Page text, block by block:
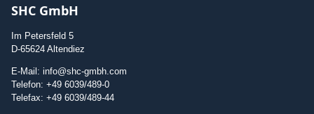
SHC GmbH
Im Petersfeld 5
D-65624 Altendiez
E-Mail: info@shc-gmbh.com
Telefon: +49 6039/489-0
Telefax: +49 6039/489-44